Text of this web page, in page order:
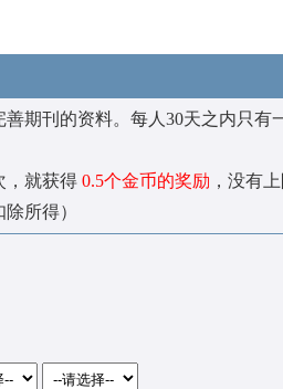
期刊的资料。每人30天之内只有
，就获得 0.5个金币的奖励 ，没有
所得）